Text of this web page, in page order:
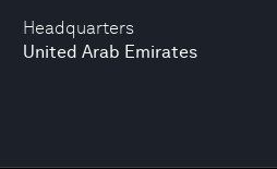
Headquarters
United Arab Emirates